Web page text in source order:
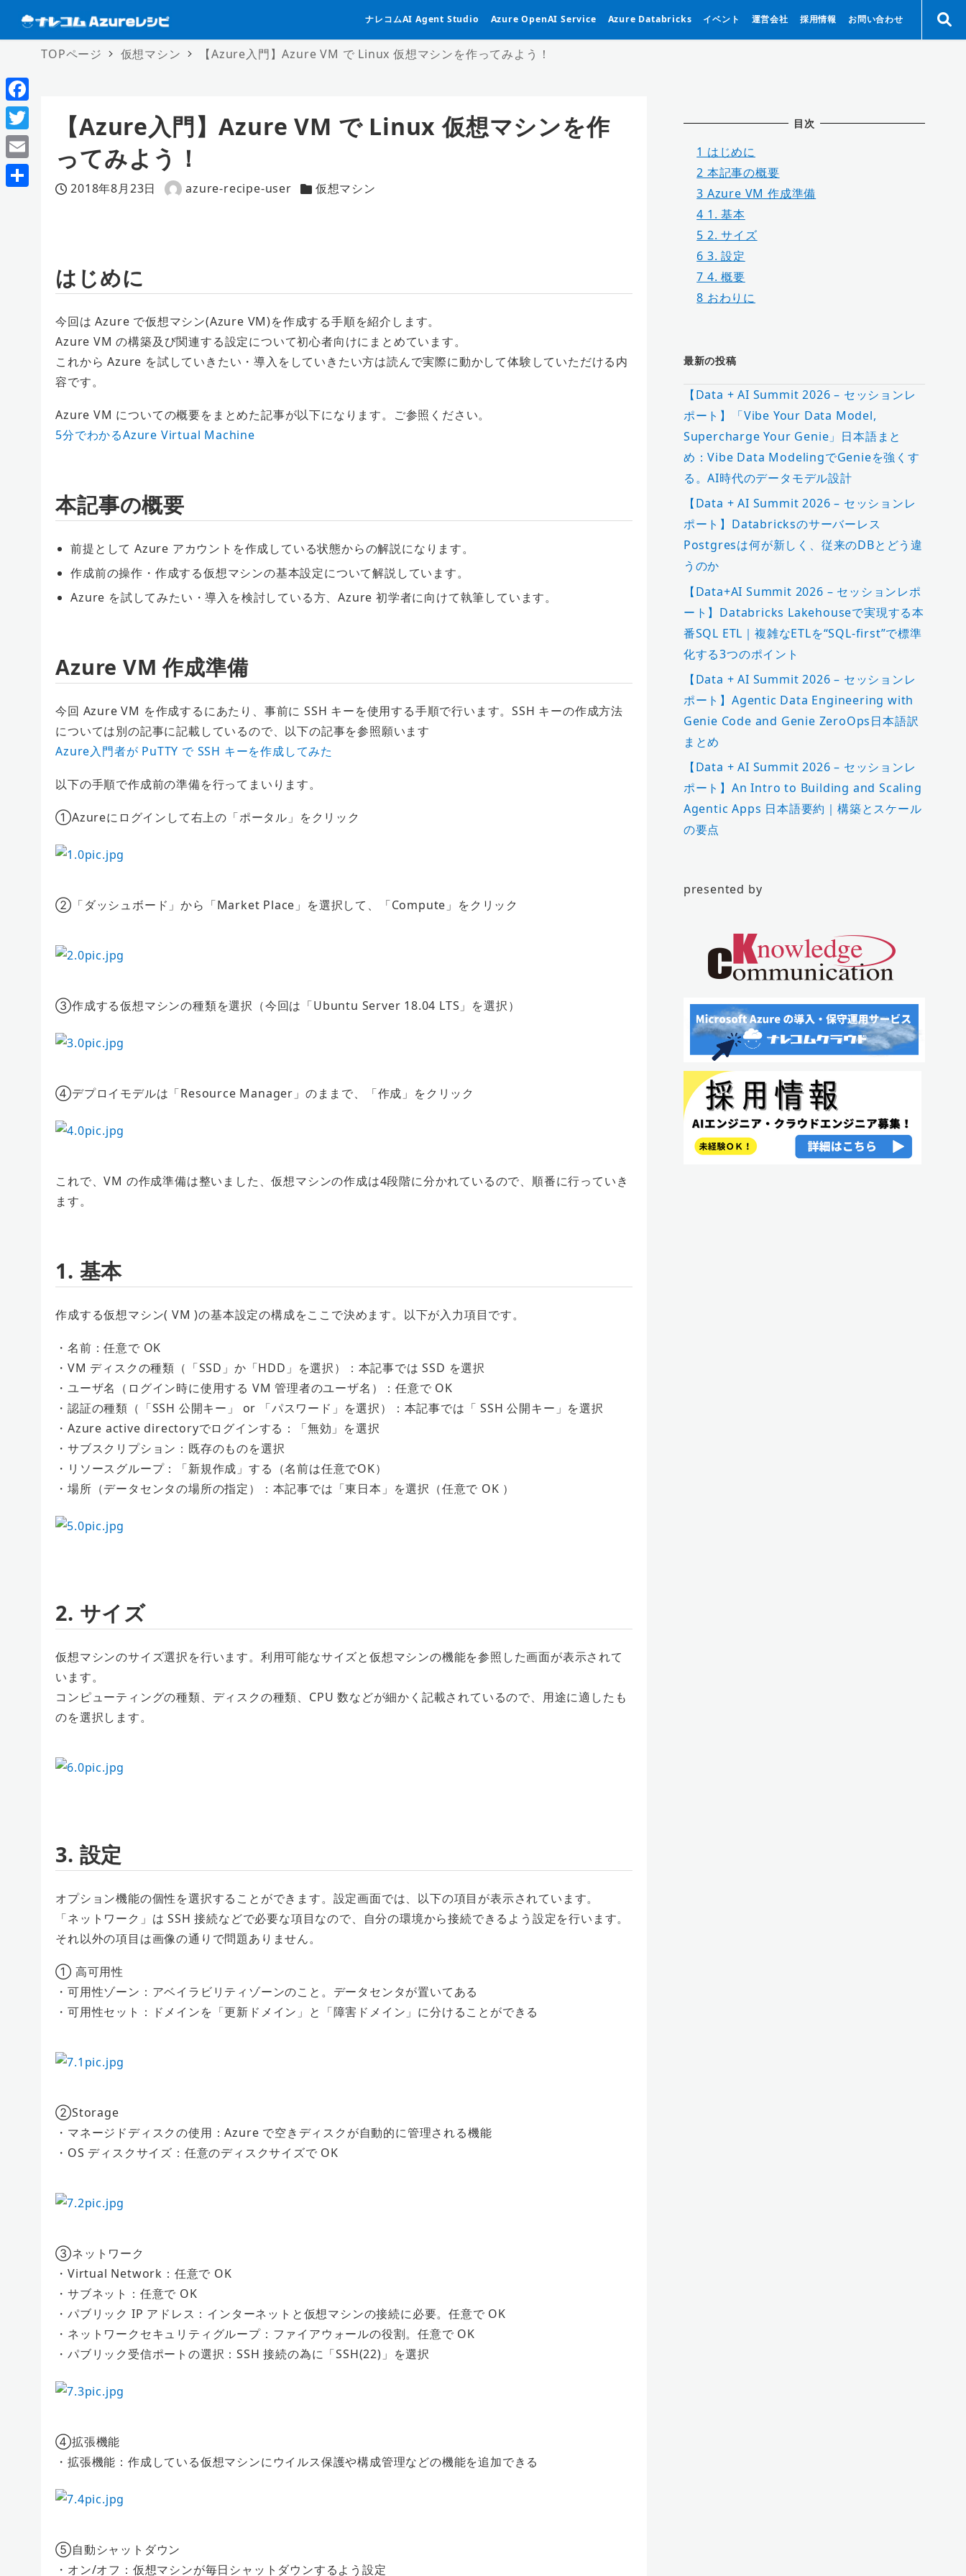
ナレコムAI Agent Studio Azure OpenAI Service Azure Databricks イベント 運営会社 採用情報 お問い合わせ
TOPページ 仮想マシン 【Azure入門】Azure VM で Linux 仮想マシンを作ってみよう！
【Azure入門】Azure VM で Linux 仮想マシンを作
ってみよう！
投稿日
2018年8月23日
著
azure-recipe-user
カテゴリー
仮想マシン
はじめに
今回は Azure で仮想マシン(Azure VM)を作成する手順を紹介します。
Azure VM の構築及び関連する設定について初心者向けにまとめています。
これから Azure を試していきたい・導入をしていきたい方は読んで実際に動かして体験していただける内
容です。
Azure VM についての概要をまとめた記事が以下になります。ご参照ください。
5分でわかるAzure Virtual Machine
本記事の概要
前提として Azure アカウントを作成している状態からの解説になります。
作成前の操作・作成する仮想マシンの基本設定について解説しています。
Azure を試してみたい・導入を検討している方、Azure 初学者に向けて執筆しています。
Azure VM 作成準備
今回 Azure VM を作成するにあたり、事前に SSH キーを使用する手順で行います。SSH キーの作成方法
については別の記事に記載しているので、以下の記事を参照願います
Azure入門者が PuTTY で SSH キーを作成してみた
以下の手順で作成前の準備を行ってまいります。
①Azureにログインして右上の「ポータル」をクリック
②「ダッシュボード」から「Market Place」を選択して、「Compute」をクリック
③作成する仮想マシンの種類を選択（今回は「Ubuntu Server 18.04 LTS」を選択）
④デプロイモデルは「Resource Manager」のままで、「作成」をクリック
これで、VM の作成準備は整いました、仮想マシンの作成は4段階に分かれているので、順番に行っていき
ます。
1. 基本
作成する仮想マシン( VM )の基本設定の構成をここで決めます。以下が入力項目です。
・名前：任意で OK
・VM ディスクの種類（「SSD」か「HDD」を選択）：本記事では SSD を選択
・ユーザ名（ログイン時に使用する VM 管理者のユーザ名）：任意で OK
・認証の種類（「SSH 公開キー」 or 「パスワード」を選択）：本記事では「 SSH 公開キー」を選択
・Azure active directoryでログインする：「無効」を選択
・サブスクリプション：既存のものを選択
・リソースグループ：「新規作成」する（名前は任意でOK）
・場所（データセンタの場所の指定）：本記事では「東日本」を選択（任意で OK ）
2. サイズ
仮想マシンのサイズ選択を行います。利用可能なサイズと仮想マシンの機能を参照した画面が表示されて
います。
コンピューティングの種類、ディスクの種類、CPU 数などが細かく記載されているので、用途に適したも
のを選択します。
3. 設定
オプション機能の個性を選択することができます。設定画面では、以下の項目が表示されています。
「ネットワーク」は SSH 接続などで必要な項目なので、自分の環境から接続できるよう設定を行います。
それ以外の項目は画像の通りで問題ありません。
① 高可用性
・可用性ゾーン：アベイラビリティゾーンのこと。データセンタが置いてある
・可用性セット：ドメインを「更新ドメイン」と「障害ドメイン」に分けることができる
②Storage
・マネージドディスクの使用：Azure で空きディスクが自動的に管理される機能
・OS ディスクサイズ：任意のディスクサイズで OK
③ネットワーク
・Virtual Network：任意で OK
・サブネット：任意で OK
・パブリック IP アドレス：インターネットと仮想マシンの接続に必要。任意で OK
・ネットワークセキュリティグループ：ファイアウォールの役割。任意で OK
・パブリック受信ポートの選択：SSH 接続の為に「SSH(22)」を選択
④拡張機能
・拡張機能：作成している仮想マシンにウイルス保護や構成管理などの機能を追加できる
⑤自動シャットダウン
・オン/オフ：仮想マシンが毎日シャットダウンするよう設定
目次
1 はじめに
2 本記事の概要
3 Azure VM 作成準備
4 1. 基本
5 2. サイズ
6 3. 設定
7 4. 概要
8 おわりに
最新の投稿
【Data + AI Summit 2026 – セッションレ
ポート】「Vibe Your Data Model,
Supercharge Your Genie」日本語まと
め：Vibe Data ModelingでGenieを強くす
る。AI時代のデータモデル設計
【Data + AI Summit 2026 – セッションレ
ポート】Databricksのサーバーレス
Postgresは何が新しく、従来のDBとどう違
うのか
【Data+AI Summit 2026 – セッションレポ
ート】Databricks Lakehouseで実現する本
番SQL ETL｜複雑なETLを“SQL-first”で標準
化する3つのポイント
【Data + AI Summit 2026 – セッションレ
ポート】Agentic Data Engineering with
Genie Code and Genie ZeroOps日本語訳
まとめ
【Data + AI Summit 2026 – セッションレ
ポート】An Intro to Building and Scaling
Agentic Apps 日本語要約｜構築とスケール
の要点
presented by
F
a
c
e
T
w
i
E